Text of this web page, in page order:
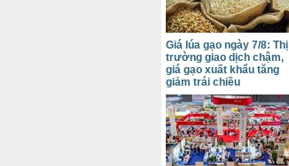
Giá lúa gạo ngày 7/8: Thị
trường giao dịch chậm,
giá gạo xuất khẩu tăng
giảm trái chiều